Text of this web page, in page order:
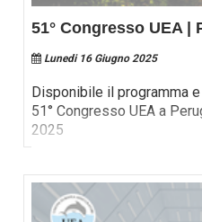
51° Congresso UEA |
Lunedi 16 Giugno 2025
Disponibile il programma
51° Congresso UEA a
2025